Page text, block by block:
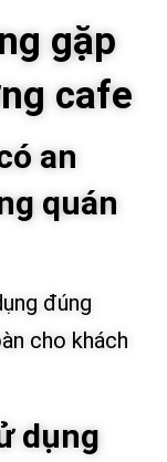
gặp
cafe
an
quán
đúng
cho khách
dụng